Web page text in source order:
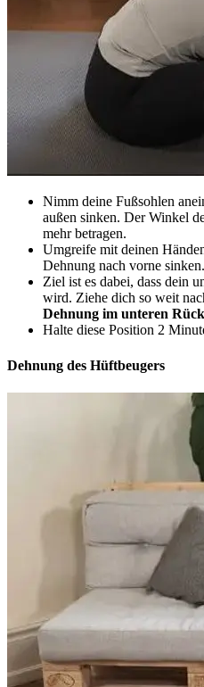
Nimm deine Fußsohlen
außen sinken. Der Winkel
mehr betragen.
Umgreife mit deinen
Dehnung nach vorne sinken.
Ziel ist es dabei, dass dein
wird. Ziehe dich so weit
Dehnung im unteren
Halte diese Position 2
Dehnung des Hüftbeugers